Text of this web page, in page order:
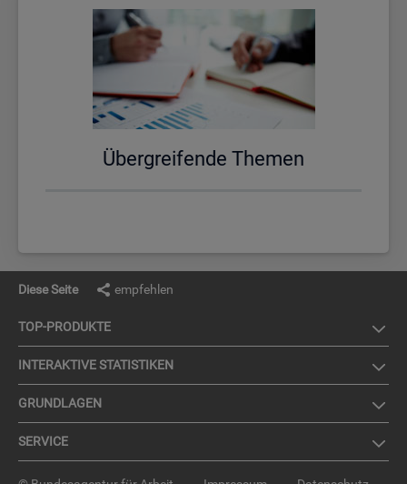
Über­grei­fen­de The­men
Diese Seite empfehlen
TOP-PRO­DUK­TE
IN­TER­AK­TI­VE STA­TIS­TI­KEN
GRUND­LA­GEN
SER­VICE